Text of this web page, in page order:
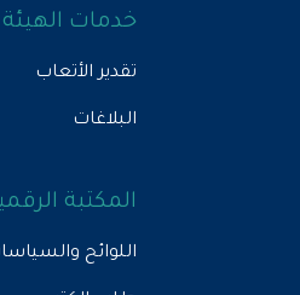
خدمات الهيئة
تقدير الأتعاب
البلاغات
المكتبة الرقمية
اللوائح والسياسات